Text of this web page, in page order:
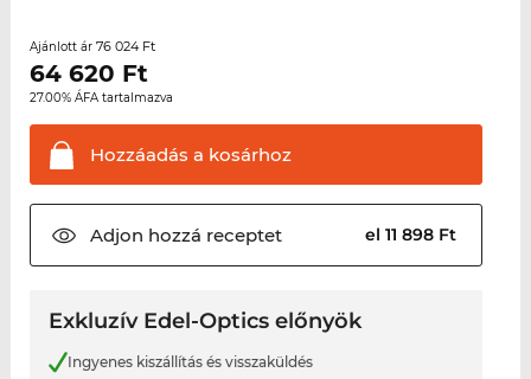
Ajánlott ár 76 024 Ft
64 620 Ft
27.00% ÁFA tartalmazva
Hozzáadás a kosárhoz
Adjon hozzá receptet el 11 898 Ft
Exkluzív Edel-Optics előnyök
Ingyenes kiszállítás és visszaküldés